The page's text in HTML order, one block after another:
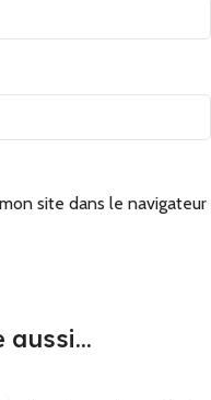
site dans le navigateur
aussi…